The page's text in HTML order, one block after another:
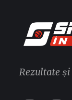
Rezultate